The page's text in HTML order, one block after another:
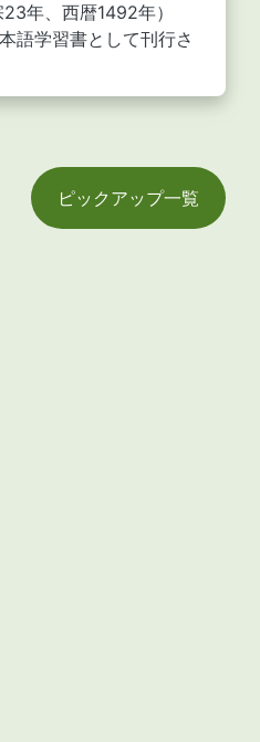
年、西暦1492年）
語学習書として刊行さ
ピックアップ一覧